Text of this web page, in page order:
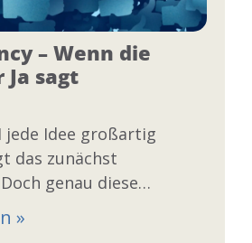
– Wenn die
Ja sagt
jede Idee großartig
das zunächst
genau diese
wird als
»